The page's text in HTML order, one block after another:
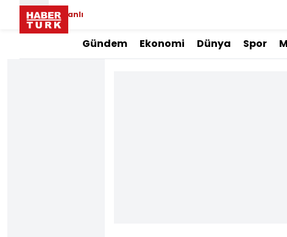
Canlı
Gündem Ekonomi Dünya Spor